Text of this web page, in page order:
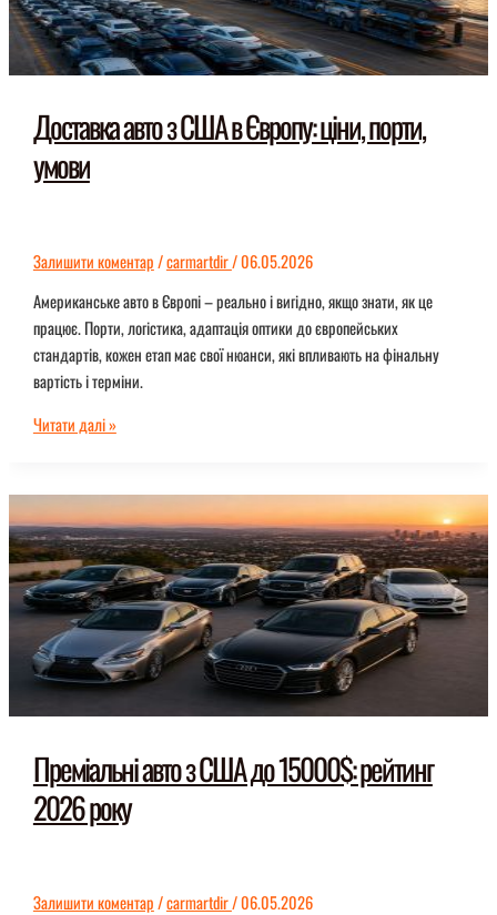
Доставка авто з США в Європу: ціни, порти,
умови
Залишити коментар/carmartdir/06.05.2026
Американське авто в Європі – реально і вигідно, якщо знати, як це
працює. Порти, логістика, адаптація оптики до європейських
стандартів, кожен етап має свої нюанси, які впливають на фінальну
вартість і терміни.
Доставка
США
в
Європу:
ціни,
порти,
умови
Читати далі »
Преміальні авто з США до 15000$: рейтинг
2026 року
Залишити коментар/carmartdir/06.05.2026